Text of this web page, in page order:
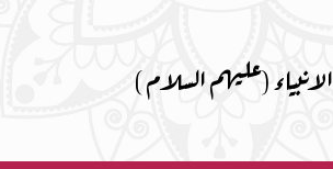
الانبياء (عليهم السلام )